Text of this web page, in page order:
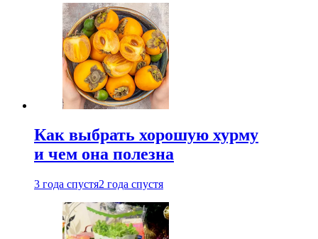
Как выбрать хорошую хурму
и чем она полезна
3 года спустя2 года спустя